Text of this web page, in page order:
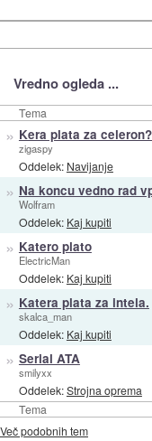
Vredno ogleda ...
Tema
Tema
» Kera plata za
zigaspy
Oddelek: Navijanje
» Na koncu vedno rad
Wolfram
Oddelek: Kaj kupiti
» Katero plato
ElectricMan
Oddelek: Kaj kupiti
» Katera plata za intela.
skalca_man
Oddelek: Kaj kupiti
» Serial ATA
smilyxx
Oddelek:Strojna oprema
Več podobnih tem